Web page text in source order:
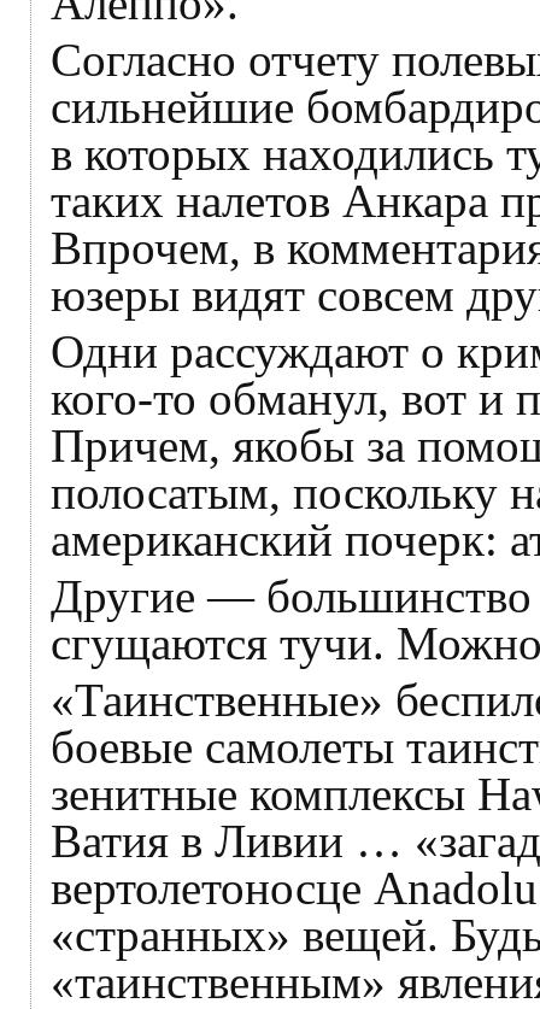
Согласно отчету
сильнейшие
в которых находились
таких налетов Анкара
Впрочем, в
юзеры видят совсем
Одни рассуждают о
кого-то обманул, вот и
Причем, якобы за
полосатым, поскольку
американский почерк:
Другие —
сгущаются тучи.
«Таинственные»
боевые самолеты
зенитные комплексы
Ватия в Ливии …
вертолетоносце
«странных» вещей.
«таинственным»